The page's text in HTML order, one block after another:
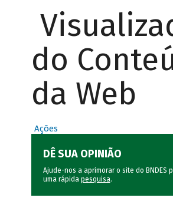
do
da Web
Ações
DÊ SUA OPINIÃO
Ajude-nos a aprimorar o site do BNDES
uma rápida pesquisa.